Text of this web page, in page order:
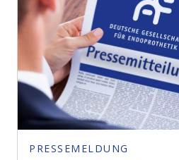
PRESSEMELDUNG